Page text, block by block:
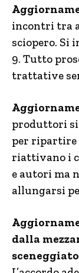
incontri tra
sciopero. Si
9. Tutto
trattative
produttori
per ripartire
riattivano i
e autori ma
allungarsi
dalla